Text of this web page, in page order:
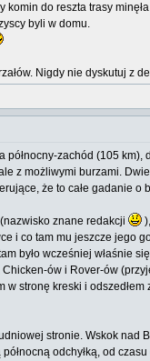
do reszta trasy
byli w domu.
Nigdy nie dyskutuj
zachód (105
z możliwymi burzami.
że to całe gadanie o
znane redakcji
co tam mu jeszcze jego
było wcześniej właśnie
Chicken-ów i Rover-ów
stronę kreski i
stronie. Wskok nad
odchyłką, od